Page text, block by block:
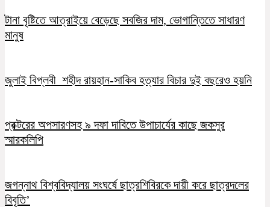
টানা বৃষ্টিতে আত্রাইয়ে বেড়েছে সবজির দাম, ভোগান্তিতে সাধারণ
মানুষ
জুলাই বিপ্লবী শহীদ রায়হান-সাকিব হত্যার বিচার দুই বছরেও হয়নি
প্রক্টরের অপসারণসহ ৯ দফা দাবিতে উপাচার্যের কাছে জকসুর
স্মারকলিপি
জগন্নাথ বিশ্ববিদ্যালয় সংঘর্ষে ছাত্রশিবিরকে দায়ী করে ছাত্রদলের
বিবৃতি’